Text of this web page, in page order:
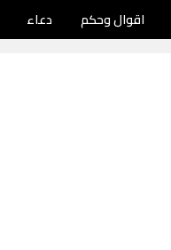
اقوال وحكم دعاء